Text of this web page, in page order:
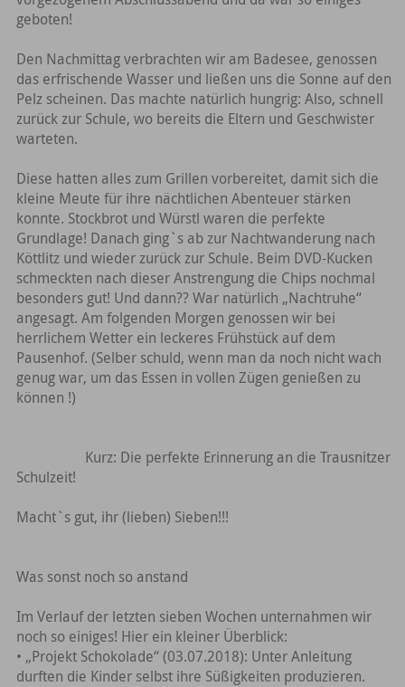
geboten!
Den Nachmittag verbrachten wir am Badesee, genossen
das erfrischende Wasser und ließen uns die Sonne auf den
Pelz scheinen. Das machte natürlich hungrig: Also, schnell
zurück zur Schule, wo bereits die Eltern und Geschwister
warteten.
Diese hatten alles zum Grillen vorbereitet, damit sich die
kleine Meute für ihre nächtlichen Abenteuer stärken
konnte. Stockbrot und Würstl waren die perfekte
Grundlage! Danach ging`s ab zur Nachtwanderung nach
Köttlitz und wieder zurück zur Schule. Beim DVD-Kucken
schmeckten nach dieser Anstrengung die Chips nochmal
besonders gut! Und dann?? War natürlich „Nachtruhe“
angesagt. Am folgenden Morgen genossen wir bei
herrlichem Wetter ein leckeres Frühstück auf dem
Pausenhof. (Selber schuld, wenn man da noch nicht wach
genug war, um das Essen in vollen Zügen genießen zu
können !)
Kurz: Die perfekte Erinnerung an die Trausnitzer
Schulzeit!
Macht`s gut, ihr (lieben) Sieben!!!
Was sonst noch so anstand
Im Verlauf der letzten sieben Wochen unternahmen wir
noch so einiges! Hier ein kleiner Überblick:
• „Projekt Schokolade“ (03.07.2018): Unter Anleitung
durften die Kinder selbst ihre Süßigkeiten produzieren.